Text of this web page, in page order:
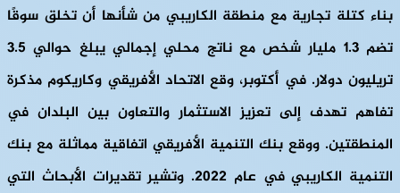
بناء كتلة تجارية مع منطقة الكاريبي من شأنها أن تخلق سوقًا
تضم ​​1.3 مليار شخص مع ناتج محلي إجمالي يبلغ حوالي 3.5
تريليون دولار. في أكتوبر، وقع الاتحاد الأفريقي وكاريكوم مذكرة
تفاهم تهدف إلى تعزيز الاستثمار والتعاون بين البلدان في
المنطقتين. ووقع بنك التنمية الأفريقي اتفاقية مماثلة مع بنك
التنمية الكاريبي في عام 2022. وتشير تقديرات الأبحاث التي